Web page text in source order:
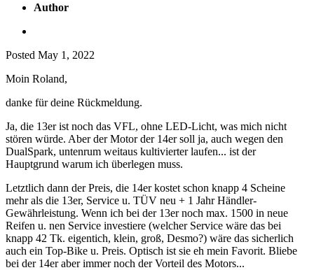
Author
Posted May 1, 2022
Moin Roland,
danke für deine Rückmeldung.
Ja, die 13er ist noch das VFL, ohne LED-Licht, was mich nicht
stören würde. Aber der Motor der 14er soll ja, auch wegen den
DualSpark, untenrum weitaus kultivierter laufen... ist der
Hauptgrund warum ich überlegen muss.
Letztlich dann der Preis, die 14er kostet schon knapp 4 Scheine
mehr als die 13er, Service u. TÜV neu + 1 Jahr Händler-
Gewährleistung. Wenn ich bei der 13er noch max. 1500 in neue
Reifen u. nen Service investiere (welcher Service wäre das bei
knapp 42 Tk. eigentich, klein, groß, Desmo?) wäre das sicherlich
auch ein Top-Bike u. Preis. Optisch ist sie eh mein Favorit. Bliebe
bei der 14er aber immer noch der Vorteil des Motors...